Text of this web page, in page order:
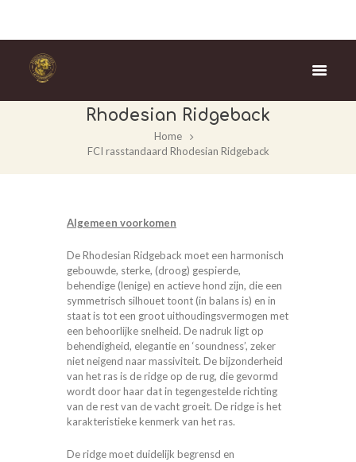
Rhodesian Ridgeback
Home
FCI rasstandaard Rhodesian Ridgeback
Algemeen voorkomen
De Rhodesian Ridgeback moet een harmonisch
gebouwde, sterke, (droog) gespierde,
behendige (lenige) en actieve hond zijn, die een
symmetrisch silhouet toont (in balans is) en in
staat is tot een groot uithoudingsvermogen met
een behoorlijke snelheid. De nadruk ligt op
behendigheid, elegantie en ‘soundness’, zeker
niet neigend naar massiviteit. De bijzonderheid
van het ras is de ridge op de rug, die gevormd
wordt door haar dat in tegengestelde richting
van de rest van de vacht groeit. De ridge is het
karakteristieke kenmerk van het ras.
De ridge moet duidelijk begrensd en